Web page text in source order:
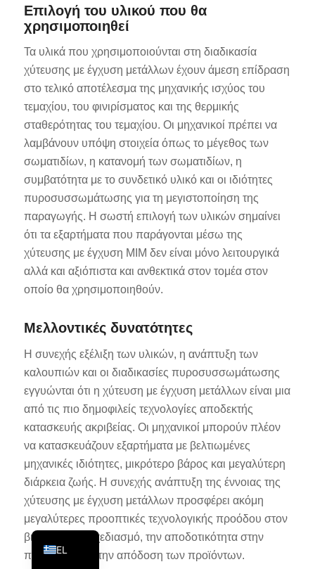
Επιλογή του υλικού που θα
χρησιμοποιηθεί
Τα υλικά που χρησιμοποιούνται στη διαδικασία
χύτευσης με έγχυση μετάλλων έχουν άμεση επίδραση
στο τελικό αποτέλεσμα της μηχανικής ισχύος του
τεμαχίου, του φινιρίσματος και της θερμικής
σταθερότητας του τεμαχίου. Οι μηχανικοί πρέπει να
λαμβάνουν υπόψη στοιχεία όπως το μέγεθος των
σωματιδίων, η κατανομή των σωματιδίων, η
συμβατότητα με το συνδετικό υλικό και οι ιδιότητες
πυροσυσσωμάτωσης για τη μεγιστοποίηση της
παραγωγής. Η σωστή επιλογή των υλικών σημαίνει
ότι τα εξαρτήματα που παράγονται μέσω της
χύτευσης με έγχυση MIM δεν είναι μόνο λειτουργικά
αλλά και αξιόπιστα και ανθεκτικά στον τομέα στον
οποίο θα χρησιμοποιηθούν.
Μελλοντικές δυνατότητες
Η συνεχής εξέλιξη των υλικών, η ανάπτυξη των
καλουπιών και οι διαδικασίες πυροσυσσωμάτωσης
εγγυώνται ότι η χύτευση με έγχυση μετάλλων είναι μια
από τις πιο δημοφιλείς τεχνολογίες αποδεκτής
κατασκευής ακριβείας. Οι μηχανικοί μπορούν πλέον
να κατασκευάζουν εξαρτήματα με βελτιωμένες
μηχανικές ιδιότητες, μικρότερο βάρος και μεγαλύτερη
διάρκεια ζωής. Η συνεχής ανάπτυξη της έννοιας της
χύτευσης με έγχυση μετάλλων προσφέρει ακόμη
μεγαλύτερες προοπτικές τεχνολογικής προόδου στον
βιομηχανικό σχεδιασμό, την αποδοτικότητα στην
παραγωγή και την απόδοση των προϊόντων.
EL
EN
IT
FR
DE
RU
NL
PL
TR
JA
KO
PT
CS
DA
FI
NB
SV
HU
RO